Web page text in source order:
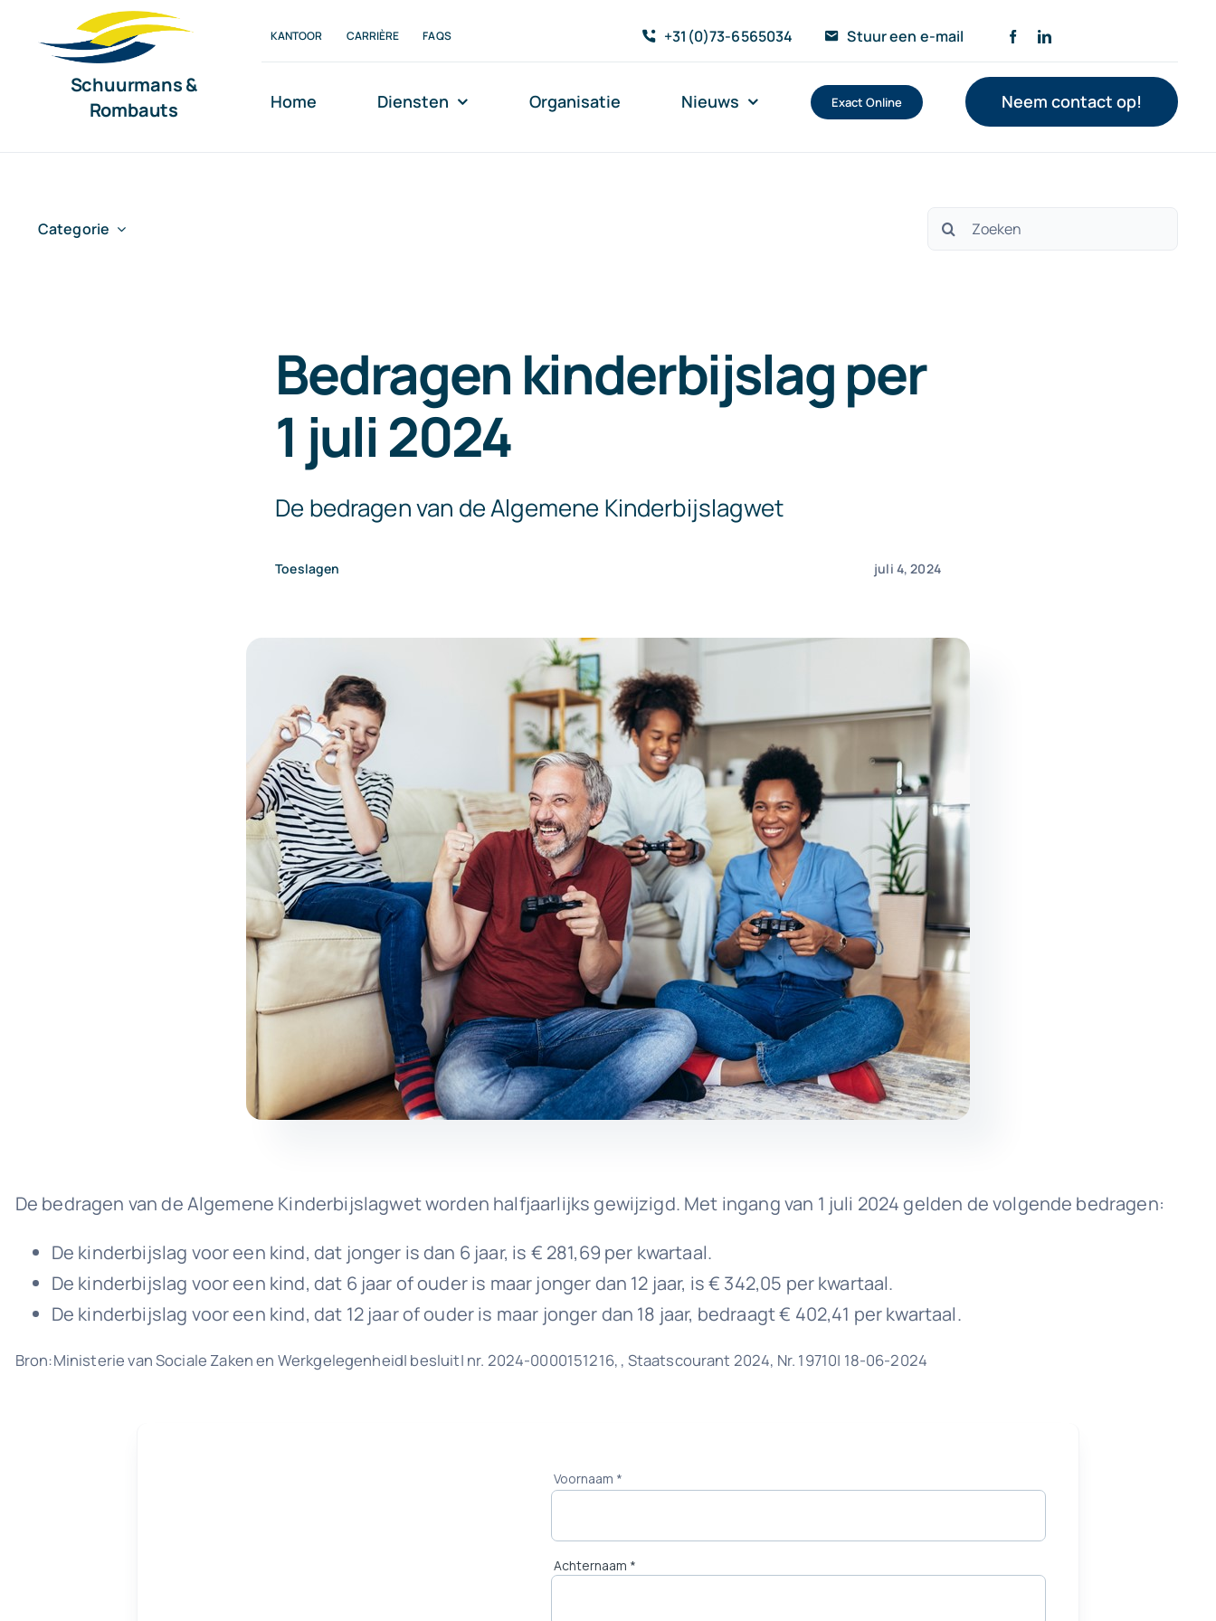
Schuurmans &
Rombauts
KANTOOR CARRIÈRE FAQS +31(0)73-6565034 Stuur een e-mail
Home Diensten Organisatie Nieuws Exact Online Neem contact op!
Categorie
Zoeken
Bedragen kinderbijslag per
1 juli 2024
De bedragen van de Algemene Kinderbijslagwet
Toeslagen juli 4, 2024
De bedragen van de Algemene Kinderbijslagwet worden halfjaarlijks gewijzigd. Met ingang van 1 juli 2024 gelden de volgende bedragen:
De kinderbijslag voor een kind, dat jonger is dan 6 jaar, is € 281,69 per kwartaal.
De kinderbijslag voor een kind, dat 6 jaar of ouder is maar jonger dan 12 jaar, is € 342,05 per kwartaal.
De kinderbijslag voor een kind, dat 12 jaar of ouder is maar jonger dan 18 jaar, bedraagt € 402,41 per kwartaal.
Bron:Ministerie van Sociale Zaken en Werkgelegenheid| besluit| nr. 2024-0000151216, , Staatscourant 2024, Nr. 19710| 18-06-2024